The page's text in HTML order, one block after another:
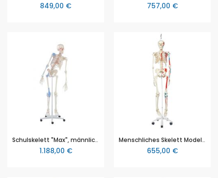
849,00 € 757,00 €
Schulskelett "Max", männliches Erwachsenenskelett, Größe ca. 178 cm, beweglich mit Muskelmarkierungen und Bandapparat, Erler & Zimmer (EZ 3016)
1.188,00 €
Menschliches Skelett Modell "Max", lebensgroß mit Muskeldarstellung, auf Metallstativ mit Rollen - 3B Smart Anatomy, 3B Scientific (1020173 [A11])
655,00 €